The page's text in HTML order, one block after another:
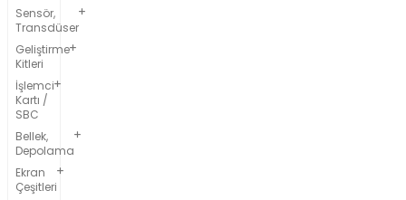
Sensör,
Transdüser
Geliştirme
Kitleri
İşlemci
Kartı /
SBC
Bellek,
Depolama
Ekran
Çeşitleri